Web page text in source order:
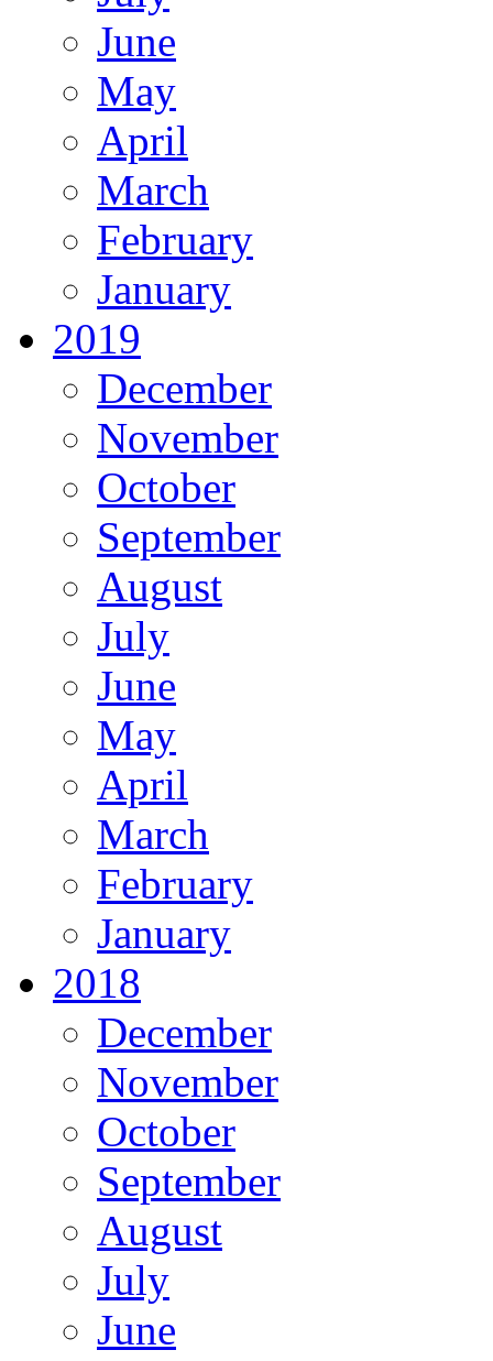
June
May
April
March
February
January
2019
December
November
October
September
August
July
June
May
April
March
February
January
2018
December
November
October
September
August
July
June